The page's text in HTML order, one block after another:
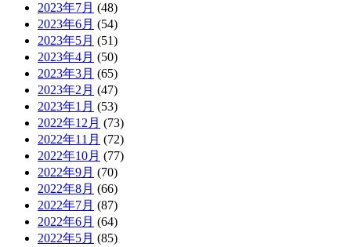
2023年7月 (48)
2023年6月 (54)
2023年5月 (51)
2023年4月 (50)
2023年3月 (65)
2023年2月 (47)
2023年1月 (53)
2022年12月 (73)
2022年11月 (72)
2022年10月 (77)
2022年9月 (70)
2022年8月 (66)
2022年7月 (87)
2022年6月 (64)
2022年5月 (85)